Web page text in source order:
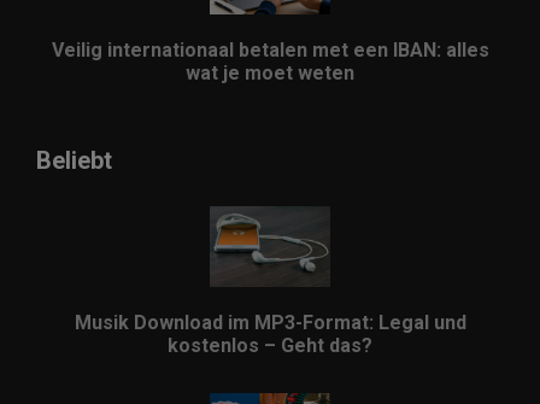
Veilig internationaal betalen met een IBAN: alles
wat je moet weten
Beliebt
Musik Download im MP3-Format: Legal und
kostenlos – Geht das?